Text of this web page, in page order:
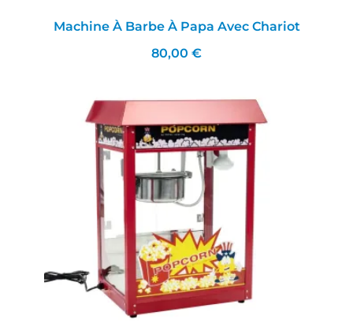
Machine À Barbe À Papa Avec Chariot
80,00 €